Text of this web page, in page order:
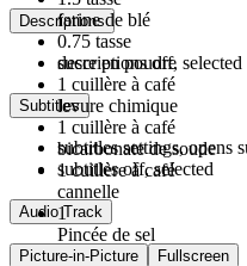
Descriptions
descriptions off, selected
Subtitles
subtitles settings, opens
subtitles off, selected
Audio Track
Picture-in-Picture Fullscreen
farine de blé
0.75 tasse
sucre en poudre
1 cuillère à café
levure chimique
1 cuillère à café
bicarbonate de soude
1cuillère à café
cannelle
1
Pincée de sel